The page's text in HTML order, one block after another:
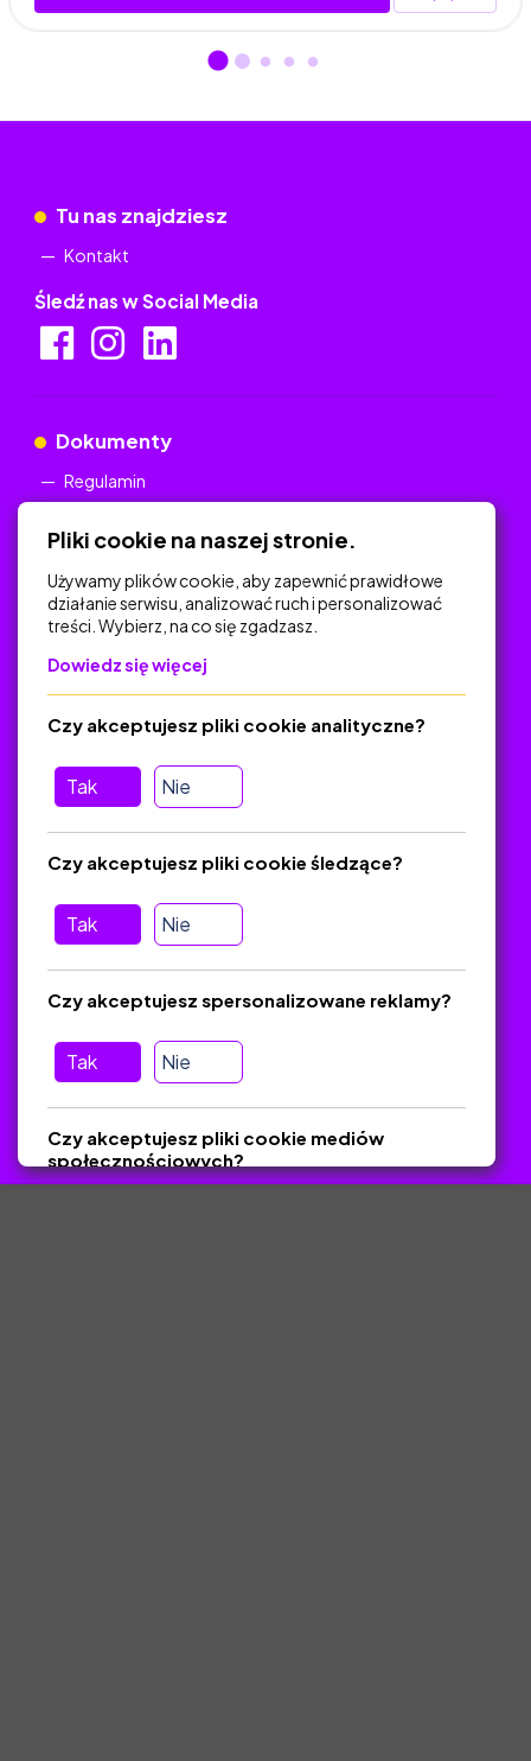
Tu nas znajdziesz
Kontakt
Śledź nas w Social Media
Dokumenty
Regulamin
Na skróty
Polityka Prywatności
Regulamin
O platformie
Baza materiałów dydaktycznych
Jak zostać autorem
FAQ
wiadomość nie trafiła do folderu SPAM)
Materiały chronione Prawem Autorskim.
Pliki cookie na naszej stronie.
Używamy plików cookie, aby zapewnić prawidłowe
działanie serwisu, analizować ruch i personalizować
treści. Wybierz, na co się zgadzasz.
Dowiedz się więcej
Tak Nie
Czy akceptujesz pliki cookie analityczne?
Tak Nie
Czy akceptujesz pliki cookie śledzące?
Tak Nie
Czy akceptujesz spersonalizowane reklamy?
Czy akceptujesz pliki cookie mediów
społecznościowych?